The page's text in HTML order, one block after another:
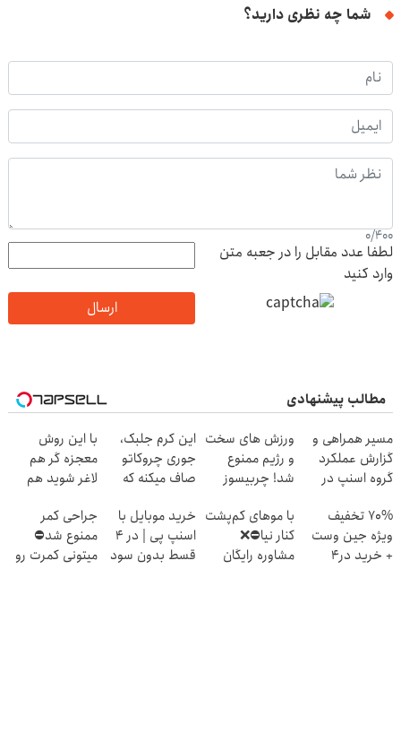
شما چه نظری دارید؟
0/400
لطفا عدد مقابل را در جعبه متن
وارد کنید
ارسال
مطالب پیشنهادی
مسیر همراهی و
گزارش عملکرد
گروه اسنپ در
ورزش های سخت
و رژیم ممنوع
شد! چربیسوز
شد(موجودی
محدود)
این کرم جلبک،
جوری چروکاتو
صاف میکنه که
کردی!(تخفیف
ویژه)
با این روش
معجزه گر هم
لاغر شوید هم
کنترل میشود
70% تخفیف
ویژه جین وست
+ خرید در4
با موهای کم‌پشت
کنار نیا⛔️❌
مشاوره رایگان
خرید موبایل با
اسنپ پی | در ۴
قسط بدون سود
جراحی کمر
ممنوع شد⛔
میتونی کمرت رو